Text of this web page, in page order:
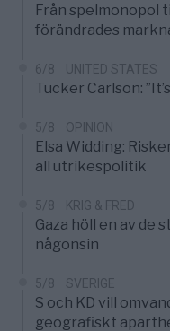
Från spelmonopol
förändrades
6/8 UNITED STATES
Tucker Carlson:
5/8 OPINION
Elsa Widding:
all utrikespolitik
5/8 KRIG & FRED
Gaza höll en av de
någonsin
5/8 SVERIGE
S och KD vill
geografiskt